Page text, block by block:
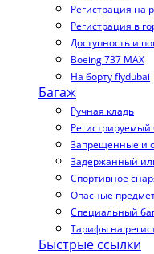
Регистрация на
Регистрация в
Доступность и
Boeing 737 MAX
На борту flydubai
Багаж
Ручная кладь
Регистрируемый
Запрещенные и
Задержанный
Спортивное
Опасные
Специальный
Тарифы на
Быстрые ссылки